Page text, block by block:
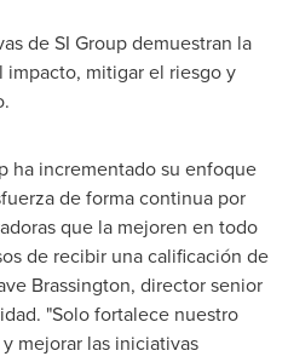
de SI Group demuestran la
mitigar el riesgo y
ha incrementado su enfoque
de forma continua por
que la mejoren en todo
de recibir una calificación de
Brassington, director senior
"Solo fortalece nuestro
mejorar las iniciativas